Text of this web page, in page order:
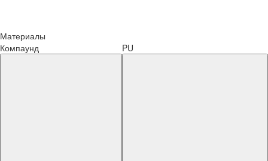
Материалы
Компаунд
PU